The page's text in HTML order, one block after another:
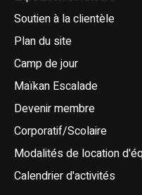
Soutien à la clientèle
Plan du site
Camp de jour
Maïkan Escalade
Devenir membre
Corporatif/Scolaire
Modalités de location
Calendrier d'activités